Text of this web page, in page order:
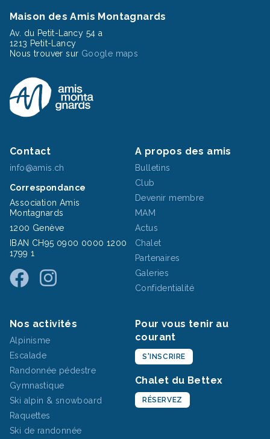
Maison des Amis Montagnards
Av. du Petit-Lancy 54 a
1213 Petit-Lancy
Nous trouver sur Google maps
Contact
info@amis.ch
Correspondance
Association Amis
Montagnards
1200 Genève
IBAN CH95 0900 0000 1200
1799 1
A propos des amis
Bulletins
Club
Devenir membre
MAM
Actus
Chalet
Partenaires
Galeries
Confidentialité
Nos activités
Alpinisme
Escalade
Randonnée pédestre
Gymnastique
Ski alpin & snowboard
Raquettes
Ski de randonnée
Pour vous tenir au
courant
S'INSCRIRE
Chalet du Bettex
RÉSERVEZ